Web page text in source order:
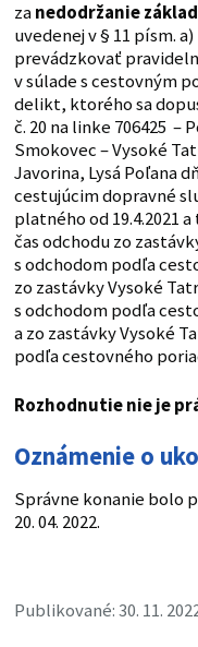
zanedodržanie
uvedenej v § 11 písm.
prevádzkovať
v súlade s cestovným
delikt, ktorého sa
č. 20 na linke 706425 –
Smokovec – Vysoké
Javorina, Lysá Poľana
cestujúcim dopravné
platného od 19.4.2021
čas odchodu zo
s odchodom podľa
zo zastávky Vysoké
s odchodom podľa
a zo zastávky Vysoké
podľa cestovného
Rozhodnutie nie je
Oznámenie o
Správne konanie bolo
20. 04. 2022.
Publikované: 30. 11.